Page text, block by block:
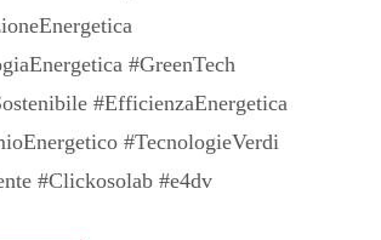
#GreenTech
#EfficienzaEnergetica
#TecnologieVerdi
#Clickosolab #e4dv